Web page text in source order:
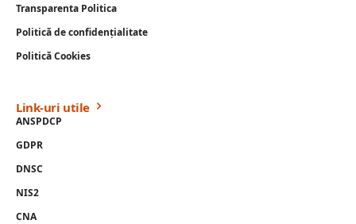
Transparenta Politica
Politică de confidențialitate
Politică Cookies
Link-uri utile
ANSPDCP
GDPR
DNSC
NIS2
CNA